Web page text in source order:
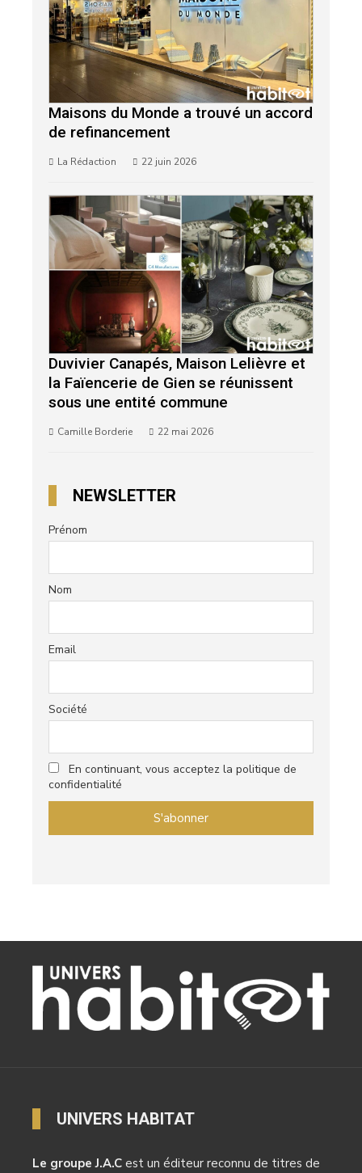
Maisons du Monde a trouvé un accord
de refinancement
La Rédaction 22 juin 2026
Duvivier Canapés, Maison Lelièvre et
la Faïencerie de Gien se réunissent
sous une entité commune
Camille Borderie 22 mai 2026
NEWSLETTER
Prénom
Nom
Email
Société
En continuant, vous acceptez la politique de
confidentialité
UNIVERS HABITAT
Le groupe J.A.C est un éditeur reconnu de titres de